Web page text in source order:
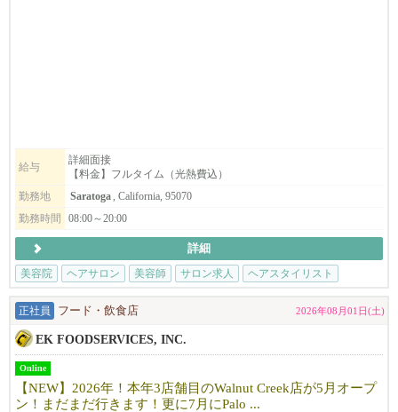
まずはお気軽にご連絡ください！
スパルーム：月＄1300
☆Dublin
ヘアブース：月$900
スパルーム：月＄900
【サロンについて】
カリフォルニアで10年以上地元のお客様に愛されているJapanese h
air salonです。
「日本の技術で満足してもらいたい！」そんな思いで一人一人の
お客様に満足頂けるよう日本のサービスを提供しています。
明るく、フレンドリーな雰囲気で、溶け込みやすい環境です。仕
事も親切・丁寧に教えますので安心して働けます。
まずはお気軽にfostercity@viangehair.comへご連絡下さい。ご応募
お待ちしております。
給与
詳細面接
【料金】フルタイム（光熱費込）
勤務地
Saratoga , California, 95070
勤務時間
08:00～20:00
詳細
美容院
ヘアサロン 美容師 サロン求人 ヘアスタイリスト
正社員 フード・飲食店 2026年08月01日(土)
EK FOODSERVICES, INC.
Online
【NEW】2026年！本年3店舗目のWalnut Creek店が5月オープ
ン！まだまだ行きます！更に7月にPalo ...